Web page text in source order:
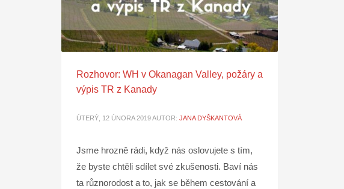
Rozhovor: WH v Okanagan Valley, požáry a
výpis TR z Kanady
ÚTERÝ, 12 ÚNORA 2019AUTOR: JANA DYŠKANTOVÁ
Jsme hrozně rádi, když nás oslovujete s tím,
že byste chtěli sdílet své zkušenosti. Baví nás
ta různorodost a to, jak se během cestování a